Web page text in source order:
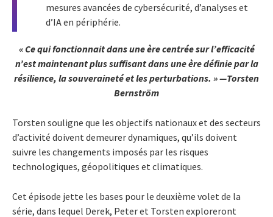
mesures avancées de cybersécurité, d’analyses et
d’IA en périphérie.
« Ce qui fonctionnait dans une ère centrée sur l’efficacité
n’est maintenant plus suffisant dans une ère définie par la
résilience, la souveraineté et les perturbations. » —Torsten
Bernström
Torsten souligne que les objectifs nationaux et des secteurs
d’activité doivent demeurer dynamiques, qu’ils doivent
suivre les changements imposés par les risques
technologiques, géopolitiques et climatiques.
Cet épisode jette les bases pour le deuxième volet de la
série, dans lequel Derek, Peter et Torsten exploreront